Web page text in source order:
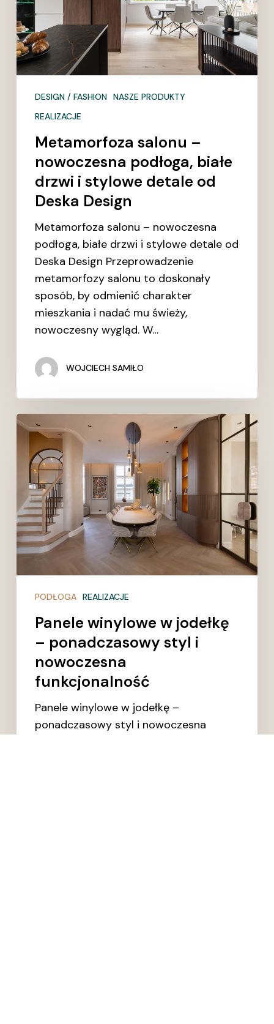
białe
drzwi
i
stylowe
detale
Deska
DESIGN / FASHION NASZE PRODUKTY
REALIZACJE
Metamorfoza salonu –
nowoczesna podłoga, białe
drzwi i stylowe detale od
Deska Design
Metamorfoza salonu – nowoczesna
podłoga, białe drzwi i stylowe detale od
Deska Design Przeprowadzenie
metamorfozy salonu to doskonały
sposób, by odmienić charakter
mieszkania i nadać mu świeży,
nowoczesny wygląd. W…
WOJCIECH SAMIŁO
Panele
winylowe
jodełkę
ponadczasowy
styl
i
nowoczesna
funkcjonalność
PODŁOGA REALIZACJE
Panele winylowe w jodełkę
– ponadczasowy styl i
nowoczesna
funkcjonalność
Panele winylowe w jodełkę –
ponadczasowy styl i nowoczesna